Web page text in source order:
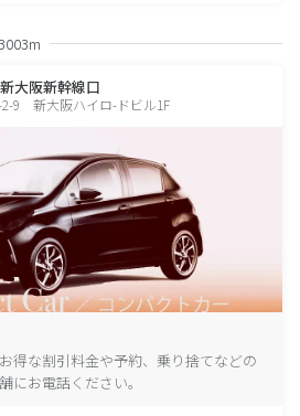
大阪新幹線口
2-9 新大阪ハイロ-ドビル1F
得な割引料金や予約、乗り捨てなどの
にお電話ください。